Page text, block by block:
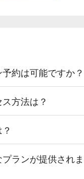
約は可能ですか？
方法は？
ランが提供され